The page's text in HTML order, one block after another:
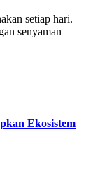
setiap hari.
senyaman
Ekosistem